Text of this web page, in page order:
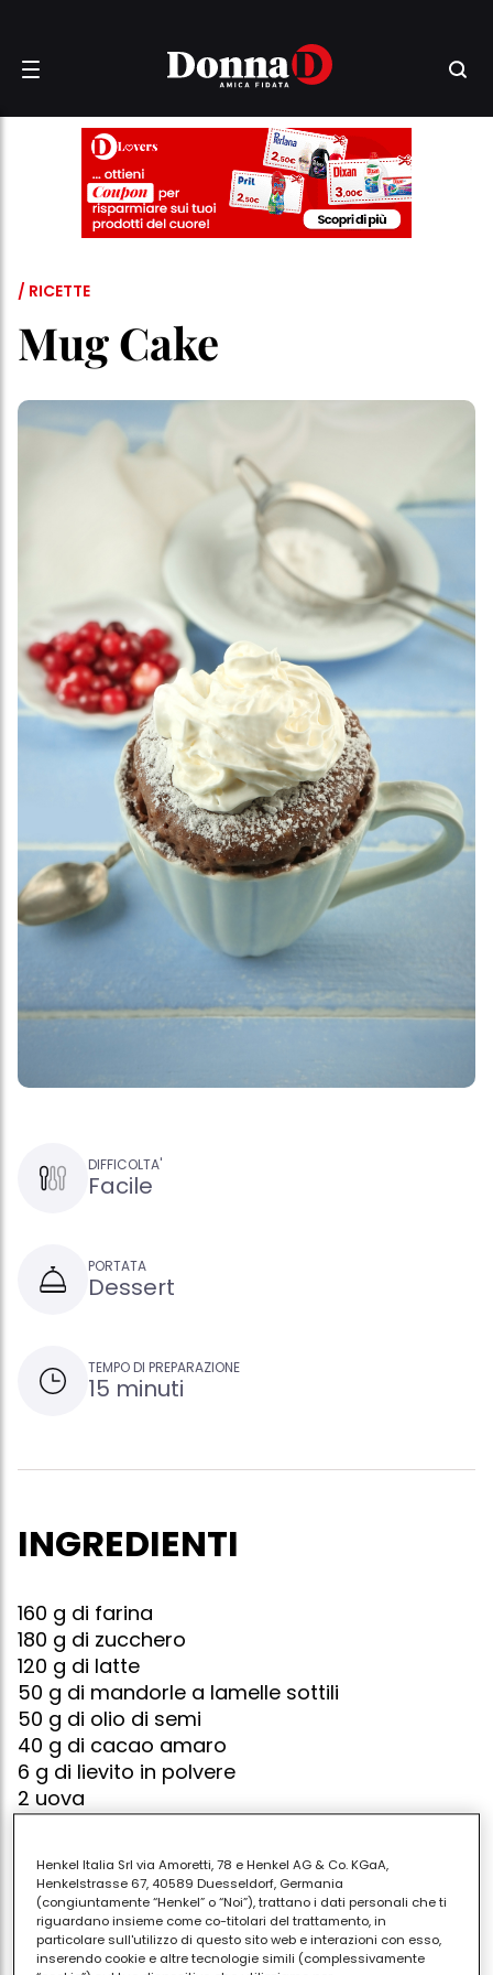
/ RICETTE
Mug Cake
DIFFICOLTA'
Facile
PORTATA
Dessert
TEMPO DI PREPARAZIONE
15 minuti
INGREDIENTI
160 g di farina
180 g di zucchero
120 g di latte
50 g di mandorle a lamelle sottili
50 g di olio di semi
40 g di cacao amaro
6 g di lievito in polvere
2 uova
La mug cake è una ormai famosa torta da fare in
tazza nel microonde.
Ovviamente non è una torta tradizionale - bella da
Henkel Italia Srl via Amoretti, 78 e Henkel AG & Co. KGaA,
Henkelstrasse 67, 40589 Duesseldorf, Germania
(congiuntamente “Henkel” o “Noi”), trattano i dati personali che ti
riguardano insieme come co-titolari del trattamento, in
particolare sull'utilizzo di questo sito web e interazioni con esso,
inserendo cookie e altre tecnologie simili (complessivamente